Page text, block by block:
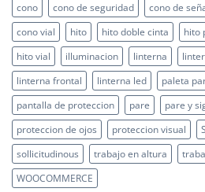
cono
cono de seguridad cono de
cono vial
hito hito doble cinta hito
hito vial
illuminacion linterna
linterna frontal
linterna led paleta
pantalla de proteccion
pare pare y
proteccion de ojos
proteccion visual
sollicitudinous
trabajo en altura
WOOCOMMERCE